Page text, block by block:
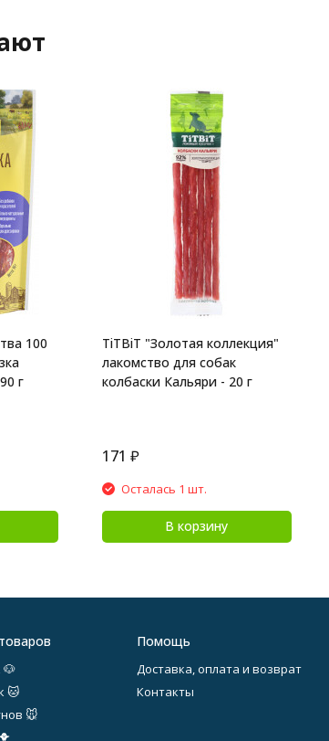
100
г
TiTBiT "Золотая коллекция"
лакомство для собак
колбаски Кальяри - 20 г
171 ₽
Осталась 1 шт.
В корзину
🐶
🐱
🐭
Помощь
Доставка, оплата и возврат
Контакты